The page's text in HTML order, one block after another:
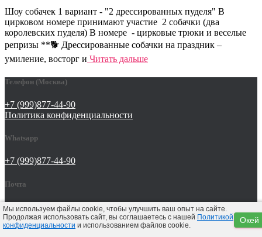
Шоу собачек 1 вариант - "2 дрессированных пуделя" В
цирковом номере принимают участие 2 собачки (два
королевских пуделя) В номере - цирковые трюки и веселые
репризы **🐕 Дрессированные собачки на праздник –
умиление, восторг и Читать дальше
Телефон (Москва)
+7 (999)877-44-90
Политика конфиденциальности
Мы используем файлы cookie, чтобы улучшить ваш опыт на сайте.
Продолжая использовать сайт, вы соглашаетесь с нашей Политикой
конфиденциальности и использованием файлов cookie.
Окей
Whatsapp
+7 (999)877-44-90
Почта
tat642@yandex.ru
Hestia | РазработаноThemeIsle